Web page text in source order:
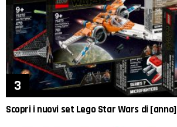
Scopri i nuovi set Lego Star Wars di [anno]